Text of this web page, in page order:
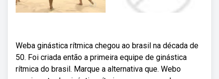
Weba ginástica rítmica chegou ao brasil na década de
50. Foi criada então a primeira equipe de ginástica
rítmica do brasil. Marque a alternativa que. Webo